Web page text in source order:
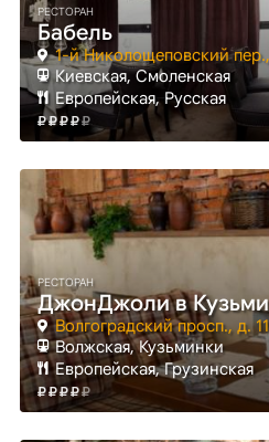
РЕСТОРАН
Бабель
1-й Николощеповский
Киевская, Смоленская
Европейская, Русская
РЕСТОРАН
ДжонДжоли в
Волгоградский просп., д.
Волжская, Кузьминки
Европейская, Грузинская